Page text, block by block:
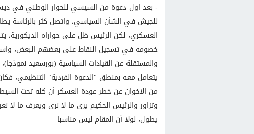
- بعد اول دعوة من السيسي للحوار الوطني في
للجيش في الشأن السياسي، واتصل كثر بالرئاسة
العسكري، لكن الرئيس ظل على حواراه الديكورية،
خصومه في تسجيل النقاط على بعضهم البعض،
والمستقلة عن القيادات السياسية (بورسعيد
يتعامل معه بمنطق "الدعوة الفردية" التنظيمي،
من الاخوان عن خطر عودة العسكر أن كله تحت
وتزاور والرئيس الحكيم يرى ما لا نرى ويعرف ما لا
يطول، لولا أن المقام ليس مناسبا